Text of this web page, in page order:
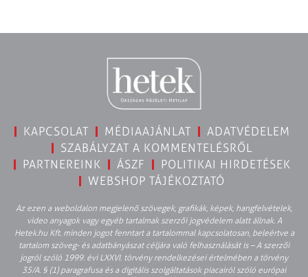
KAPCSOLAT MÉDIAAJÁNLAT
ADATVÉDELEM
SZABÁLYZAT A KOMMENTELÉSRŐL
PARTNEREINK
ÁSZF
POLITIKAI HIRDETÉSEK
WEBSHOP TÁJÉKOZTATÓ
Az ezen a weboldalon megjelenő szövegek, grafikák, képek, hangfelvételek,
video anyagok vagy egyéb tartalmak szerzői jogvédelem alatt állnak. A
Hetek.hu Kft. minden jogot fenntart a tartalommal kapcsolatosan, beleértve a
tartalom szöveg- és adatbányászat céljára való felhasználását is – A szerzői
jogról szóló 1999. évi LXXVI. törvény rendelkezései értelmében a törvény
35/A. § (1) paragrafusa és a digitális szolgáltatások piacairól szóló európai